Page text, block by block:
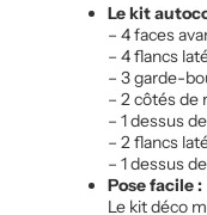
Le kit
– 4 faces
– 4 flancs
– 3 garde-
– 2 côtés de
– 1 dessus
– 2 flancs
– 1 dessus
Pose facile :
Le kit déco